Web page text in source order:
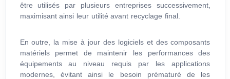
être utilisés par plusieurs entreprises successivement,
maximisant ainsi leur utilité avant recyclage final.
En outre, la mise à jour des logiciels et des composants
matériels permet de maintenir les performances des
équipements au niveau requis par les applications
modernes, évitant ainsi le besoin prématuré de les